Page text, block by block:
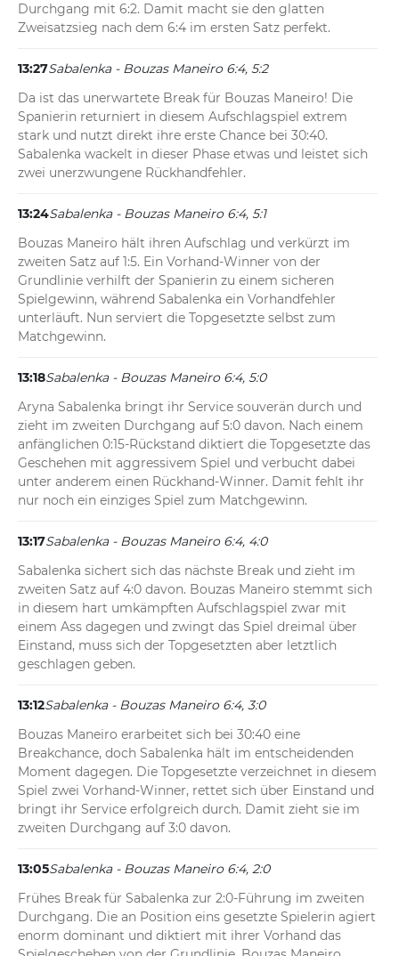
Durchgang mit 6:2. Damit macht sie den glatten
Zweisatzsieg nach dem 6:4 im ersten Satz perfekt.
13:27Sabalenka - Bouzas Maneiro 6:4, 5:2
Da ist das unerwartete Break für Bouzas Maneiro! Die
Spanierin returniert in diesem Aufschlagspiel extrem
stark und nutzt direkt ihre erste Chance bei 30:40.
Sabalenka wackelt in dieser Phase etwas und leistet sich
zwei unerzwungene Rückhandfehler.
13:24Sabalenka - Bouzas Maneiro 6:4, 5:1
Bouzas Maneiro hält ihren Aufschlag und verkürzt im
zweiten Satz auf 1:5. Ein Vorhand-Winner von der
Grundlinie verhilft der Spanierin zu einem sicheren
Spielgewinn, während Sabalenka ein Vorhandfehler
unterläuft. Nun serviert die Topgesetzte selbst zum
Matchgewinn.
13:18Sabalenka - Bouzas Maneiro 6:4, 5:0
Aryna Sabalenka bringt ihr Service souverän durch und
zieht im zweiten Durchgang auf 5:0 davon. Nach einem
anfänglichen 0:15-Rückstand diktiert die Topgesetzte das
Geschehen mit aggressivem Spiel und verbucht dabei
unter anderem einen Rückhand-Winner. Damit fehlt ihr
nur noch ein einziges Spiel zum Matchgewinn.
13:17Sabalenka - Bouzas Maneiro 6:4, 4:0
Sabalenka sichert sich das nächste Break und zieht im
zweiten Satz auf 4:0 davon. Bouzas Maneiro stemmt sich
in diesem hart umkämpften Aufschlagspiel zwar mit
einem Ass dagegen und zwingt das Spiel dreimal über
Einstand, muss sich der Topgesetzten aber letztlich
geschlagen geben.
13:12Sabalenka - Bouzas Maneiro 6:4, 3:0
Bouzas Maneiro erarbeitet sich bei 30:40 eine
Breakchance, doch Sabalenka hält im entscheidenden
Moment dagegen. Die Topgesetzte verzeichnet in diesem
Spiel zwei Vorhand-Winner, rettet sich über Einstand und
bringt ihr Service erfolgreich durch. Damit zieht sie im
zweiten Durchgang auf 3:0 davon.
13:05Sabalenka - Bouzas Maneiro 6:4, 2:0
Frühes Break für Sabalenka zur 2:0-Führung im zweiten
Durchgang. Die an Position eins gesetzte Spielerin agiert
enorm dominant und diktiert mit ihrer Vorhand das